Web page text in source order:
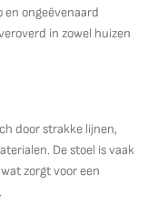
ongeëvenaard
in zowel huizen
door strakke lijnen,
De stoel is vaak
zorgt voor een